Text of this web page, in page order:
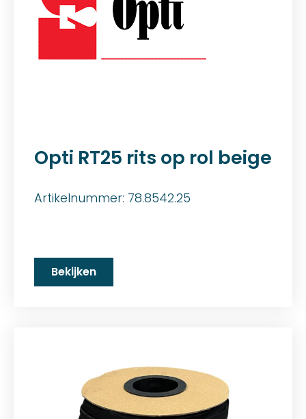
Opti RT25 rits op rol beige
Artikelnummer: 78.8542.25
Bekijken